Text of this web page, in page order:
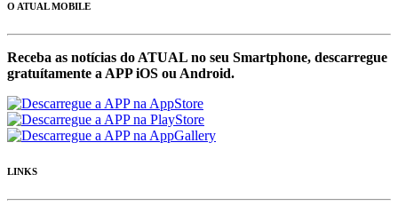
O ATUAL MOBILE
Receba as notícias do ATUAL no seu Smartphone, descarregue
gratuítamente a APP iOS ou Android.
LINKS